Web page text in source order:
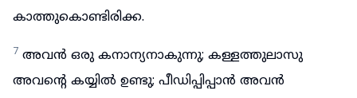
കാത്തുകൊണ്ടിരിക്ക.
7 അവൻ ഒരു കനാന്യനാകുന്നു; കള്ളത്തുലാസു
അവന്റെ കയ്യിൽ ഉണ്ടു; പീഡിപ്പിപ്പാൻ അവൻ